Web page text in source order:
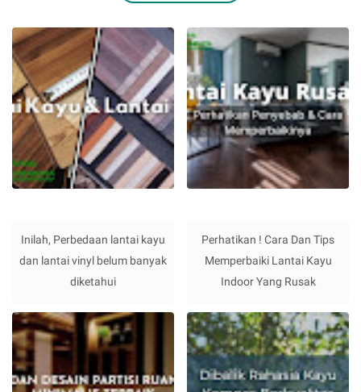
Inilah, Perbedaan lantai kayu
dan lantai vinyl belum banyak
diketahui
Perhatikan ! Cara Dan Tips
Memperbaiki Lantai Kayu
Indoor Yang Rusak